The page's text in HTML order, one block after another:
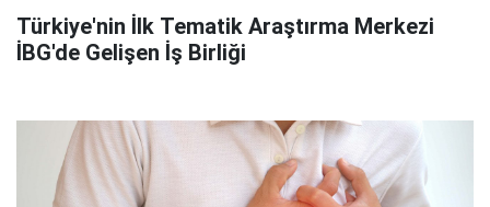
Türkiye'nin İlk Tematik Araştırma Merkezi
İBG'de Gelişen İş Birliği